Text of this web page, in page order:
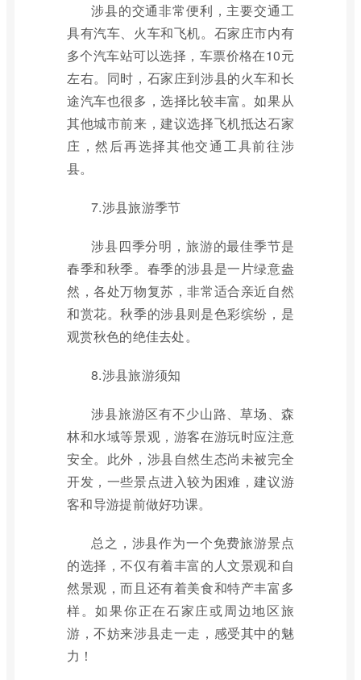
涉县的交通非常便利，主要交通工
具有汽车、火车和飞机。石家庄市内有
多个汽车站可以选择，车票价格在10元
左右。同时，石家庄到涉县的火车和长
途汽车也很多，选择比较丰富。如果从
其他城市前来，建议选择飞机抵达石家
庄，然后再选择其他交通工具前往涉
县。
7.涉县旅游季节
涉县四季分明，旅游的最佳季节是
春季和秋季。春季的涉县是一片绿意盎
然，各处万物复苏，非常适合亲近自然
和赏花。秋季的涉县则是色彩缤纷，是
观赏秋色的绝佳去处。
8.涉县旅游须知
涉县旅游区有不少山路、草场、森
林和水域等景观，游客在游玩时应注意
安全。此外，涉县自然生态尚未被完全
开发，一些景点进入较为困难，建议游
客和导游提前做好功课。
总之，涉县作为一个免费旅游景点
的选择，不仅有着丰富的人文景观和自
然景观，而且还有着美食和特产丰富多
样。如果你正在石家庄或周边地区旅
游，不妨来涉县走一走，感受其中的魅
力！